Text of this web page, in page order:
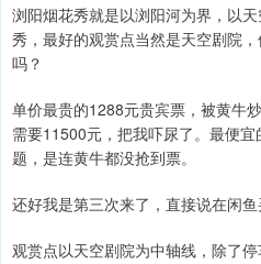
浏阳烟花秀就是以浏阳河为界，以
秀，最好的观赏点当然是天空剧院
吗？
单价最贵的1288元贵宾票，被黄牛
需要11500元，把我吓尿了。最便
题，是连黄牛都没抢到票。
还好我是第三次来了，直接说在闲
观赏点以天空剧院为中轴线，除了